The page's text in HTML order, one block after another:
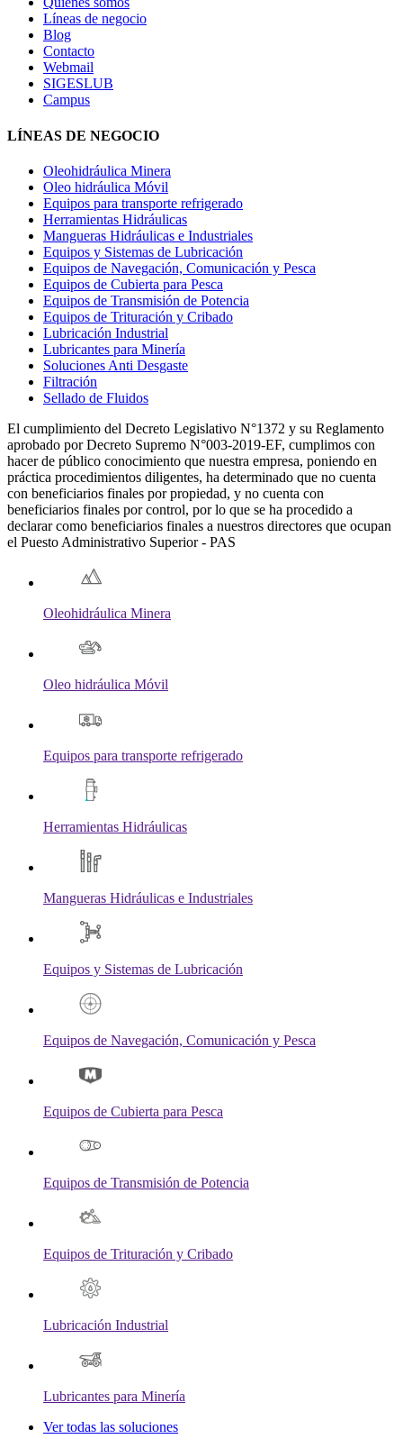
Líneas de negocio
Blog
Contacto
Webmail
SIGESLUB
Campus
LÍNEAS DE NEGOCIO
Oleohidráulica Minera
Oleo hidráulica Móvil
Equipos para transporte refrigerado
Herramientas Hidráulicas
Mangueras Hidráulicas e Industriales
Equipos y Sistemas de Lubricación
Equipos de Navegación, Comunicación y Pesca
Equipos de Cubierta para Pesca
Equipos de Transmisión de Potencia
Equipos de Trituración y Cribado
Lubricación Industrial
Lubricantes para Minería
Soluciones Anti Desgaste
Filtración
Sellado de Fluidos
El cumplimiento del Decreto Legislativo N°1372 y su Reglamento
aprobado por Decreto Supremo N°003-2019-EF, cumplimos con
hacer de público conocimiento que nuestra empresa, poniendo en
práctica procedimientos diligentes, ha determinado que no cuenta
con beneficiarios finales por propiedad, y no cuenta con
beneficiarios finales por control, por lo que se ha procedido a
declarar como beneficiarios finales a nuestros directores que ocupan
el Puesto Administrativo Superior - PAS
Oleohidráulica Minera
Oleo hidráulica Móvil
Equipos para transporte refrigerado
Herramientas Hidráulicas
Mangueras Hidráulicas e Industriales
Equipos y Sistemas de Lubricación
Equipos de Navegación, Comunicación y Pesca
Equipos de Cubierta para Pesca
Equipos de Transmisión de Potencia
Equipos de Trituración y Cribado
Lubricación Industrial
Lubricantes para Minería
Ver todas las soluciones